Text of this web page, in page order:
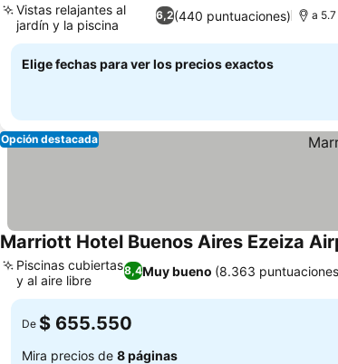
6,2(440 puntuaciones)
Vistas relajantes al
jardín y la piscina
a
Elige fechas para ver los precios exactos
Opción destacada
Marriott Hotel Buenos Aires Ezeiza
8,4Muy bueno (8.363
Piscinas cubiertas
y al aire libre
De $ 655.550
Mira precios de 8 páginas